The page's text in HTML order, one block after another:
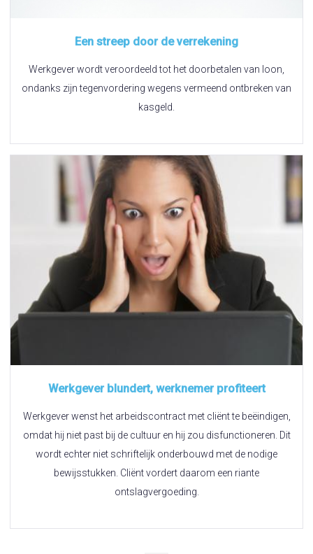
Een streep door de verrekening
Werkgever wordt veroordeeld tot het doorbetalen van loon,
ondanks zijn tegenvordering wegens vermeend ontbreken van
kasgeld.
Werkgever blundert, werknemer profiteert
Werkgever wenst het arbeidscontract met cliënt te beëindigen,
omdat hij niet past bij de cultuur en hij zou disfunctioneren. Dit
wordt echter niet schriftelijk onderbouwd met de nodige
bewijsstukken. Cliënt vordert daarom een riante
ontslagvergoeding.